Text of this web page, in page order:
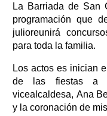
La Barriada de San
programación que
julioreunirá
para toda la familia.
Los actos es inician
de las fiestas a
vicealcaldesa, Ana
y la coronación de